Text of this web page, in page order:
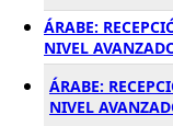
ÁRABE:
NIVEL
ÁRABE:
NIVEL